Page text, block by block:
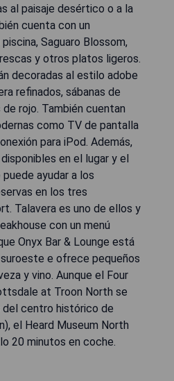
al paisaje desértico o a la
cuenta con un
Saguaro Blossom,
y otros platos ligeros.
decoradas al estilo adobe
refinados, sábanas de
rojo. También cuentan
como TV de pantalla
para iPod. Además,
en el lugar y el
ayudar a los
en los tres
Talavera es uno de ellos y
con un menú
Onyx Bar & Lounge está
e ofrece pequeños
y vino. Aunque el Four
at Troon North se
del centro histórico de
el Heard Museum North
20 minutos en coche.